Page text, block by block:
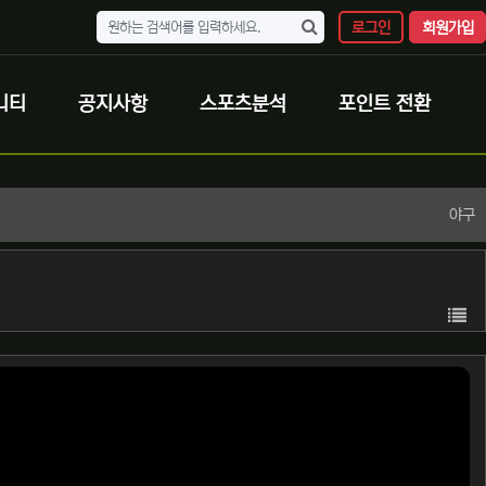
로그인 회원가입
티 공지사항 스포츠분석 포인트 전환
야구
목